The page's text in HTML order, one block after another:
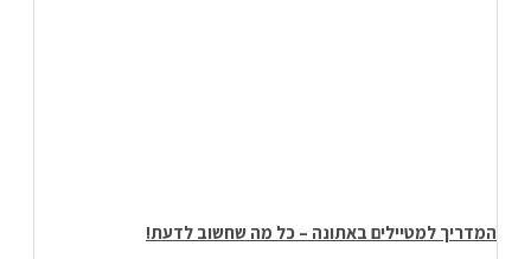
המדריך למטיילים באתונה – כל מה שחשוב לדעת!